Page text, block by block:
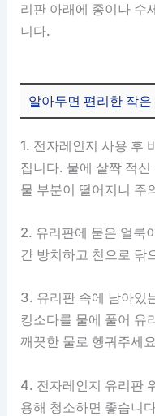
리판 아래에 종이나 수
니다.
알아두면 편리한 작은
1. 전자레인지 사용 후
집니다. 물에 살짝 적
물 부분이 떨어지니 주
2. 유리판에 묻은 얼룩
간 방치하고 천으로 닦
3. 유리판 속에 남아있
킹소다를 물에 풀어 유
깨끗한 물로 헹궈주세
4. 전자레인지 유리판
용해 청소하면 좋습니